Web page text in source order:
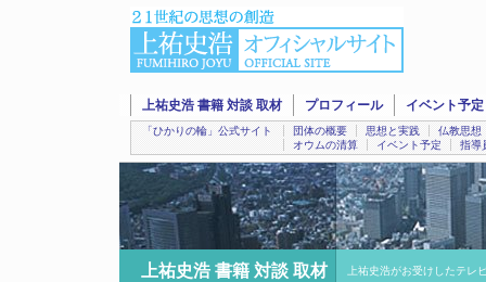
上祐史浩 書籍 対談 取材 プロフィール イベント予定
「ひかりの輪」公式サイト 団体の概要 思想と実践
仏教思想
オウムの清算
イベント予定 指導
上祐史浩 書籍 対談 取材 上祐史浩がお受けしたテレ